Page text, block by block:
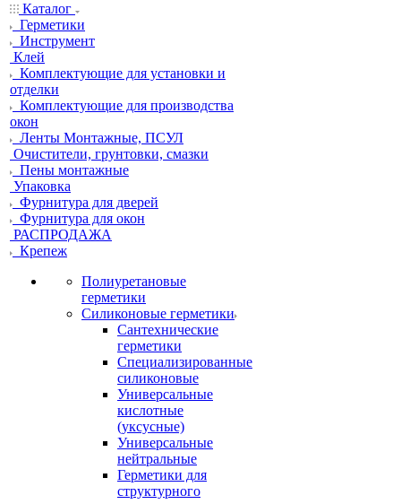
Каталог
Герметики
Инструмент
Клей
Комплектующие для установки и
отделки
Комплектующие для производства
окон
Ленты Монтажные, ПСУЛ
Очистители, грунтовки, смазки
Пены монтажные
Упаковка
Фурнитура для дверей
Фурнитура для окон
РАСПРОДАЖА
Крепеж
Полиуретановые
герметики
Силиконовые герметики
Сантехнические
герметики
Специализированные
силиконовые
Универсальные
кислотные
(уксусные)
Универсальные
нейтральные
Герметики для
структурного